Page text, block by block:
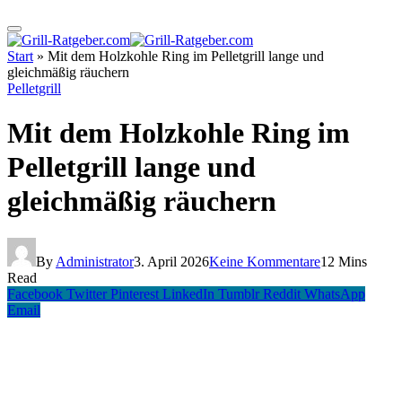
Start » Mit dem Holzkohle Ring im Pelletgrill lange und
gleichmäßig räuchern
Pelletgrill
Mit dem Holzkohle Ring im
Pelletgrill lange und
gleichmäßig räuchern
By Administrator3. April 2026Keine Kommentare12 Mins
Read
Facebook Twitter Pinterest LinkedIn Tumblr Reddit WhatsApp
Email